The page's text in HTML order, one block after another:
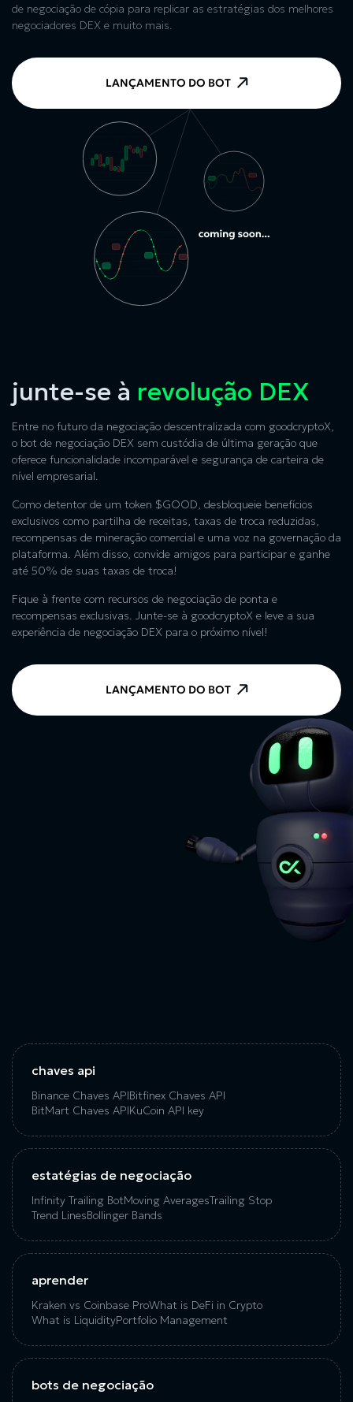
de negociação de cópia para replicar as estratégias dos melhores
negociadores DEX e muito mais.
LANÇAMENTO DO BOT
junte-se à revolução DEX
Entre no futuro da negociação descentralizada com goodcryptoX,
o bot de negociação DEX sem custódia de última geração que
oferece funcionalidade incomparável e segurança de carteira de
nível empresarial.
Como detentor de um token $GOOD, desbloqueie benefícios
exclusivos como partilha de receitas, taxas de troca reduzidas,
recompensas de mineração comercial e uma voz na governação da
plataforma. Além disso, convide amigos para participar e ganhe
até 50% de suas taxas de troca!
Fique à frente com recursos de negociação de ponta e
recompensas exclusivas. Junte-se à goodcryptoX e leve a sua
experiência de negociação DEX para o próximo nível!
LANÇAMENTO DO BOT
chaves api
Binance Chaves APIBitfinex Chaves API
BitMart Chaves APIKuCoin API key
estatégias de negociação
Infinity Trailing BotMoving AveragesTrailing Stop
Trend LinesBollinger Bands
aprender
Kraken vs Coinbase ProWhat is DeFi in Crypto
What is LiquidityPortfolio Management
bots de negociação